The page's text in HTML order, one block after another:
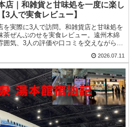
店｜和雑貨と甘味処を一度に楽し
3人で実食レビュー】
を実際に3人で訪問。和雑貨店と甘味処を
茶ぜんぶのせを実食レビュー。遠州木綿
気、3人の評価や口コミを交えながら詳
2026.07.11